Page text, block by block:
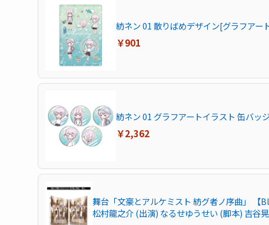
紡ネン 01 散りばめデザイン[グラフアー
￥901
紡ネン 01 グラフアートイラスト 缶バッ
￥2,362
舞台「文豪とアルケミスト 紡グ者ノ序曲」 【
松村龍之介 (出演) なるせゆうせい (脚本) 吉谷